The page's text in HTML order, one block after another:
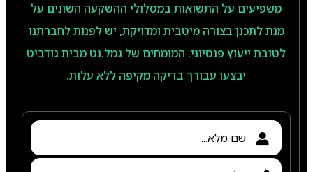
משפיעים על התשואות במסלולי ההשקעה השונים על
מנת לתכנן בצורה מיטבית ומדויקת, יש לפנות לחברתנו
לטובת ייעוץ פנסיוני. המומחים של גמל.נט מבית גודביט
יבצעו עבורך בדיקה מקיפה ללא עלות.